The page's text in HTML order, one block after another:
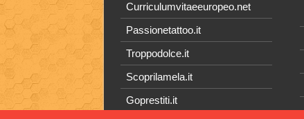
Curriculumvitaeeuropeo.net
Passionetattoo.it
Troppodolce.it
Scoprilamela.it
Goprestiti.it